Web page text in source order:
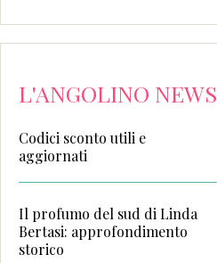
L'ANGOLINO NEWS
Codici sconto utili e
aggiornati
Il profumo del sud di Linda
Bertasi: approfondimento
storico